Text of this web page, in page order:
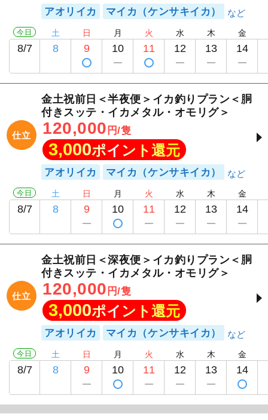
アオリイカ マイカ（ケンサキイカ）
今日
8/7
土
8
日
9
月
10
火
11
水
12
木
13
金
14
仕立
金土祝前日＜半夜便＞イカ釣りプラン＜胴
付きスッテ・イカメタル・オモリグ＞
120,000 円/隻
3,000ポイント還元
アオリイカ マイカ（ケンサキイカ）
今日
8/7
土
8
日
9
月
10
火
11
水
12
木
13
金
14
仕立
金土祝前日＜深夜便＞イカ釣りプラン＜胴
付きスッテ・イカメタル・オモリグ＞
120,000 円/隻
3,000ポイント還元
アオリイカ マイカ（ケンサキイカ）
今日
8/7
土
8
日
9
月
10
火
11
水
12
木
13
金
14
福王丸
1/